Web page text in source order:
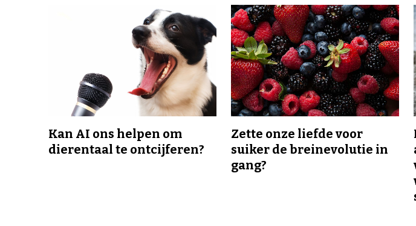
Kan AI ons helpen om
dierentaal te ontcijferen?
Zette onze liefde voor
suiker de breinevolutie in
gang?